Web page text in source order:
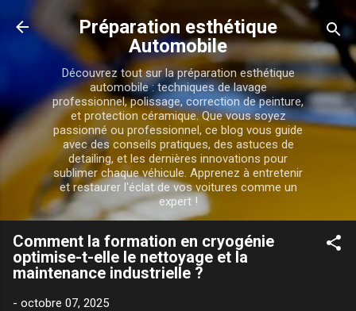
Accéder au contenu principal
Préparation esthétique
Automobile
Découvrez tout sur la préparation esthétique
automobile : techniques de lavage
professionnel, polissage, correction de peinture,
et protection céramique. Que vous soyez
passionné ou professionnel, ce blog vous guide
avec des conseils pratiques, des astuces de
detailing, et les dernières innovations pour
sublimer chaque véhicule. Apprenez à entretenir
et restaurer l'éclat de vos voitures comme un
expert !
Comment la formation en cryogénie
optimise-t-elle le nettoyage et la
maintenance industrielle ?
- octobre 07, 2025